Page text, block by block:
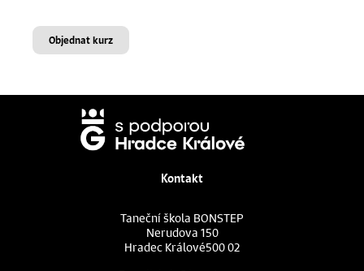
Objednat kurz
Kontakt
Taneční škola BONSTEP
Nerudova 150
Hradec Králové500 02